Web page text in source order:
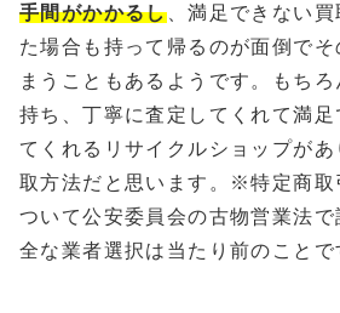
手間がかかるし、満足できない
た場合も持って帰るのが面倒で
まうこともあるようです。もち
持ち、丁寧に査定してくれて満足
てくれるリサイクルショップが
取方法だと思います。※特定商取
ついて公安委員会の古物営業法
全な業者選択は当たり前のことで